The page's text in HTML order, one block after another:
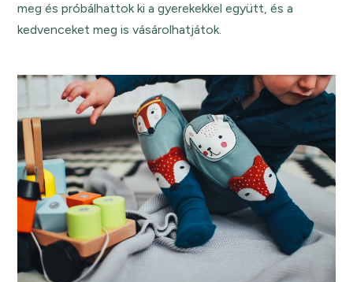
meg és próbálhattok ki a gyerekekkel együtt, és a
kedvenceket meg is vásárolhatjátok.